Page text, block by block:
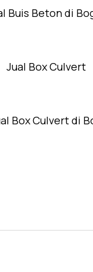
Buis Beton di
Jual Box Culvert
Box Culvert di